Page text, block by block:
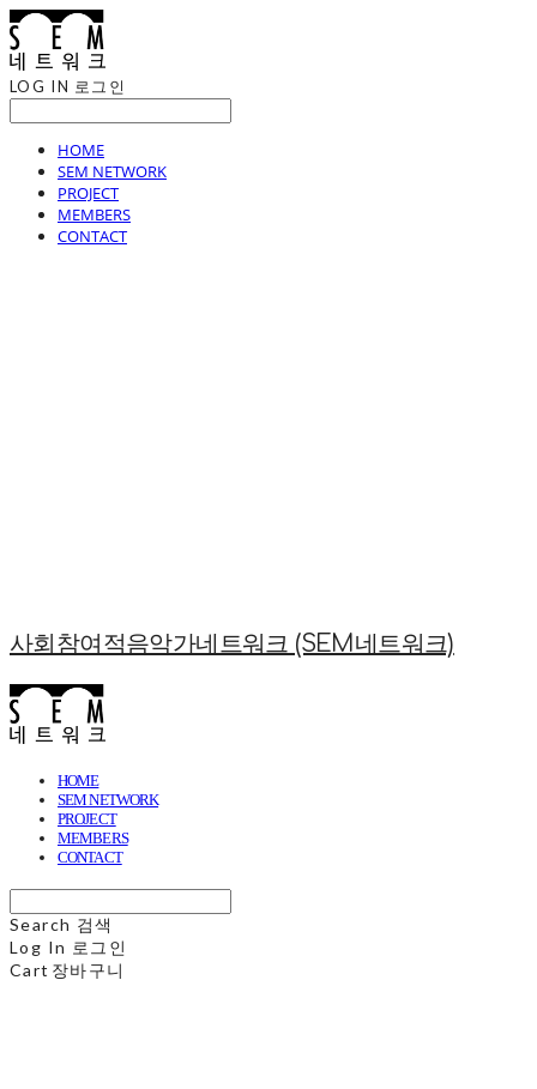
LOG IN 로그인
HOME
SEM NETWORK
PROJECT
MEMBERS
CONTACT
사회참여적음악가네트워크 (SEM네트워크)
HOME
SEM NETWORK
PROJECT
MEMBERS
CONTACT
Search 검색
Log In 로그인
Cart 장바구니